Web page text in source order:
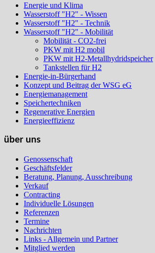
Energie und Klima
Wasserstoff "H2" - Wissen
Wasserstoff "H2" - Technik
Wasserstoff "H2" - Mobilität
Mobilität - CO2-frei
PKW mit H2 mobil
PKW mit H2-Metallhydridspeicher
Tankstellen für H2
Energie-in-Bürgerhand
Konzept und Beitrag der WSG eG
Energiemanagement
Speichertechniken
Regenerative Energien
Energieeffizienz
über uns
Genossenschaft
Geschäftsfelder
Beratung, Planung, Ausschreibung
Verkauf
Contracting
Individuelle Lösungen
Referenzen
Termine
Nachrichten
Links - Allgemein und Partner
Mitglied werden